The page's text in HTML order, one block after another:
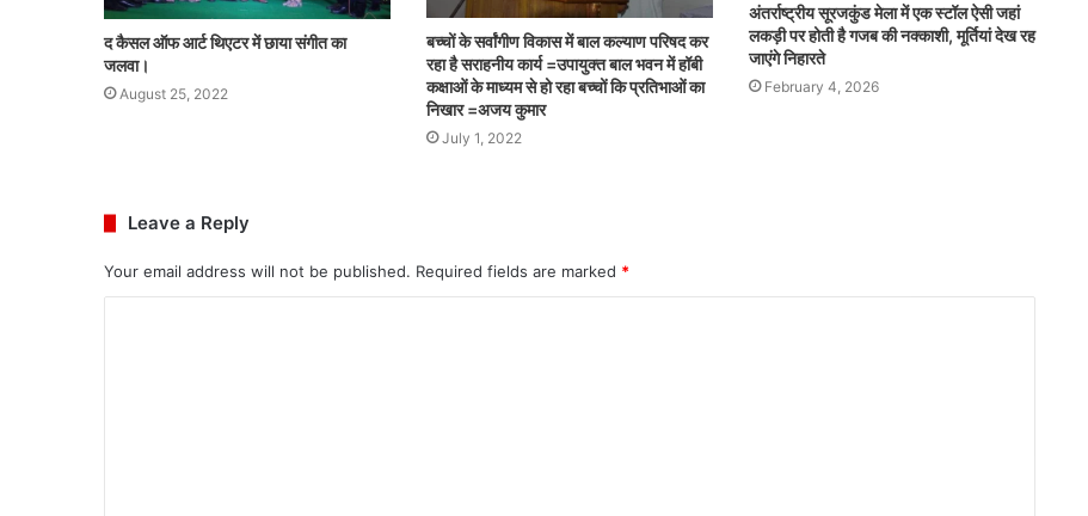
द कैसल ऑफ आर्ट थिएटर में छाया संगीत का
जलवा।
August 25, 2022
बच्चों के सर्वांगीण विकास में बाल कल्याण परिषद कर
रहा है सराहनीय कार्य =उपायुक्त बाल भवन में हॉबी
कक्षाओं के माध्यम से हो रहा बच्चों कि प्रतिभाओं का
निखार =अजय कुमार
July 1, 2022
अंतर्राष्ट्रीय सूरजकुंड मेला में एक स्टॉल ऐसी जहां
लकड़ी पर होती है गजब की नक्काशी, मूर्तियां देख रह
जाएंगे निहारते
February 4, 2026
Leave a Reply
Your email address will not be published. Required fields are marked *